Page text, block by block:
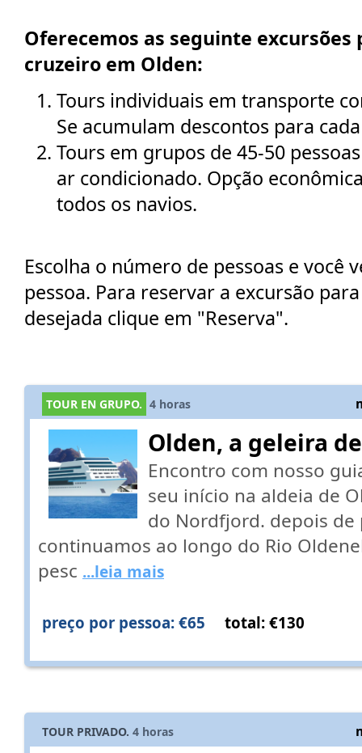
Oferecemos as seguinte excursões
cruzeiro em Olden:
Tours individuais em transporte
Se acumulam descontos para
Tours em grupos de 45-50
ar condicionado. Opção
todos os navios.
Escolha o número de pessoas e você
pessoa. Para reservar a excursão
desejada clique em "Reserva".
TOUR EN GRUPO. 4 horas
Olden, a geleira
Encontro com nosso
seu início na aldeia de
do Nordfjord. depois de
continuamos ao longo do Rio
pesc ...leia mais
preço por pessoa: €65 total: €130
TOUR PRIVADO. 4 horas